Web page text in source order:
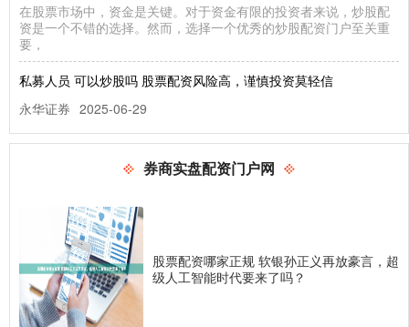
在股票市场中，资金是关键。对于资金有限的投资者来说，炒股配
资是一个不错的选择。然而，选择一个优秀的炒股配资门户至关重
要，
私募人员 可以炒股吗 股票配资风险高，谨慎投资莫轻信
永华证券 2025-06-29
股票配资是一种杠杆投资方式私募人员 可以炒股吗，通过向券商借
青岛期货配资 寻找可靠的股票配资平台？来这里了解最佳选择！
永华证券 2025-03-04
在股票市场中，配资可以放大投资者的收益青岛期货配资，但选择
可靠的平台至关重要。以下是寻找最佳股票配资平台的指南： * *
配资炒股流程 郑州原油期货配资：助力投资，把握市场机遇
券商实盘配资门户网
股票配资哪家正规 软银孙正义再放豪言，超
级人工智能时代要来了吗？